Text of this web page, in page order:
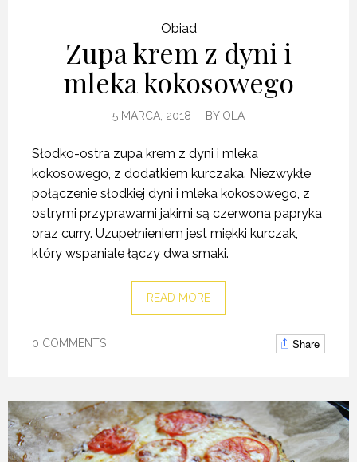
Obiad
Zupa krem z dyni i
mleka kokosowego
5 MARCA, 2018 BY OLA
Słodko-ostra zupa krem z dyni i mleka
kokosowego, z dodatkiem kurczaka. Niezwykłe
połączenie słodkiej dyni i mleka kokosowego, z
ostrymi przyprawami jakimi są czerwona papryka
oraz curry. Uzupełnieniem jest miękki kurczak,
który wspaniale łączy dwa smaki.
READ MORE
0 COMMENTS Share